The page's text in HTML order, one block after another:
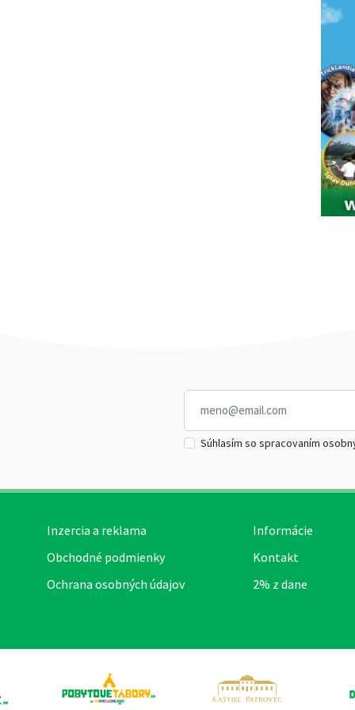
Súhlasím so spracovaním
Inzercia a reklama
Obchodné podmienky
Ochrana osobných údajov
Informácie
Kontakt
2% z dane